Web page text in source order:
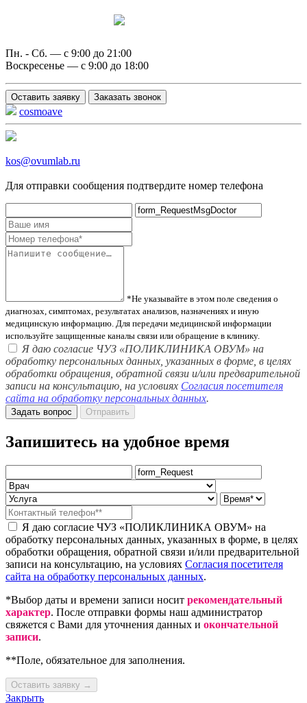
Пн. - Сб. — с 9:00 до 21:00
Воскресенье — с 9:00 до 18:00
Оставить заявку Заказать звонок
cosmoave
kos@ovumlab.ru
Для отправки сообщения подтвердите номер телефона
*Не указывайте в этом поле сведения о
диагнозах, симптомах, результатах анализов, назначениях и иную
медицинскую информацию. Для передачи медицинской информации
используйте защищенные каналы связи или обращение в клинику.
Я даю согласие ЧУЗ «ПОЛИКЛИНИКА ОВУМ» на
обработку персональных данных, указанных в форме, в целях
обработки обращения, обратной связи и/или предварительной
записи на консультацию, на условиях Согласия посетителя
сайта на обработку персональных данных.
Задать вопрос Отправить
Запишитесь на удобное время
Я даю согласие ЧУЗ «ПОЛИКЛИНИКА ОВУМ» на
обработку персональных данных, указанных в форме, в целях
обработки обращения, обратной связи и/или предварительной
записи на консультацию, на условиях Согласия посетителя
сайта на обработку персональных данных.
*Выбор даты и времени записи носит рекомендательный
характер. После отправки формы наш администратор
свяжется с Вами для уточнения данных и окончательной
записи.
**Поле, обязательное для заполнения.
Оставить заявку →
Закрыть